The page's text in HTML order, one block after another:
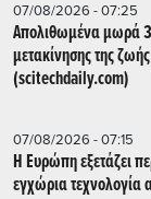
07/08/2026 - 07:25
Απολιθωμένα μωρά
μετακίνησης της
(scitechdaily.com)
07/08/2026 - 07:15
Η Ευρώπη εξετάζει
εγχώρια τεχνολογία